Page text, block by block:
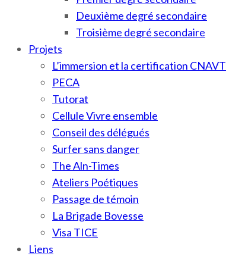
Deuxième degré secondaire
Troisième degré secondaire
Projets
L’immersion et la certification CNAVT
PECA
Tutorat
Cellule Vivre ensemble
Conseil des délégués
Surfer sans danger
The Aln-Times
Ateliers Poétiques
Passage de témoin
La Brigade Bovesse
Visa TICE
Liens